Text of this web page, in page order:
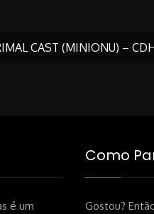
CAST (MINIONU) –
é um
Como
Gostou?